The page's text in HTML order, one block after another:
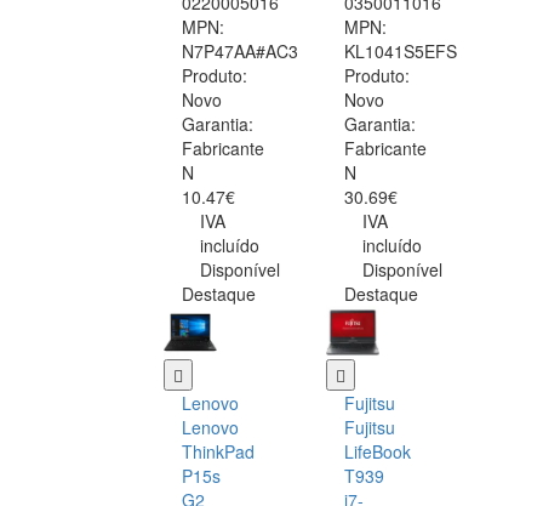
MPN:
N7P47AA#AC3
Produto:
Novo
Garantia:
Fabricante
N
10.47€
IVA
incluído
Disponível
MPN:
KL1041S5EFS
Produto:
Novo
Garantia:
Fabricante
N
30.69€
IVA
incluído
Disponível
Destaque
Lenovo
Lenovo
ThinkPad
P15s
G2
Destaque
Fujitsu
Fujitsu
LifeBook
T939
i7-